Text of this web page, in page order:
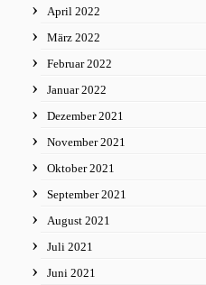
April 2022
März 2022
Februar 2022
Januar 2022
Dezember 2021
November 2021
Oktober 2021
September 2021
August 2021
Juli 2021
Juni 2021